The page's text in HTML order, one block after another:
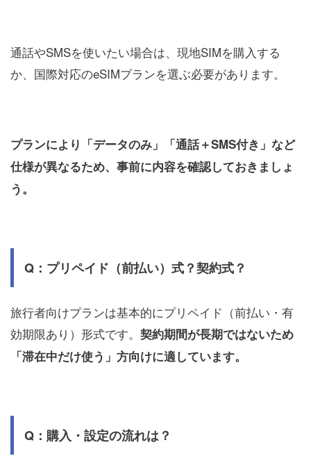
通話やSMSを使いたい場合は、現地SIMを購入する
か、国際対応のeSIMプランを選ぶ必要があります。
プランにより「データのみ」「通話＋SMS付き」など
仕様が異なるため、事前に内容を確認しておきましょ
う。
Q：プリペイド（前払い）式？契約式？
旅行者向けプランは基本的にプリペイド（前払い・有
効期限あり）形式です。 契約期間が長期ではないため
「滞在中だけ使う」方向けに適しています。
Q：購入・設定の流れは？